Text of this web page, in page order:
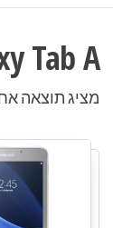
Tab A
מציג תוצאה